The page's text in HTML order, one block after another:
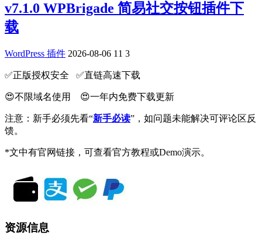
v7.1.0 WPBrigade 简易社交按钮插件下
载
WordPress 插件 2026-08-06 11 3
✅️正版授权安全 ✅️直链高速下载
😍不限域名使用 😍一年内免费下载更新
注意：新手必须先看“新手必读”，如问题未能解决可评论区反
馈。
*文中有官网链接，可查看官方教程或Demo演示。
资源信息